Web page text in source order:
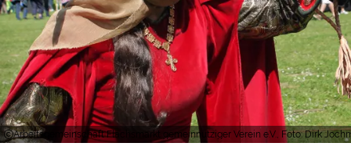
Arbeitsgemeinschaft Flachsmarkt gemeinnütziger Verein e.V., Foto: Dirk